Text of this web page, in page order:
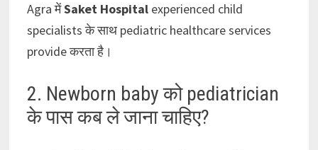
Agra मेंSaket Hospital experienced child
specialists के साथ pediatric healthcare services
provide करता है।
2. Newborn baby को pediatrician
के पास कब ले जाना चाहिए?